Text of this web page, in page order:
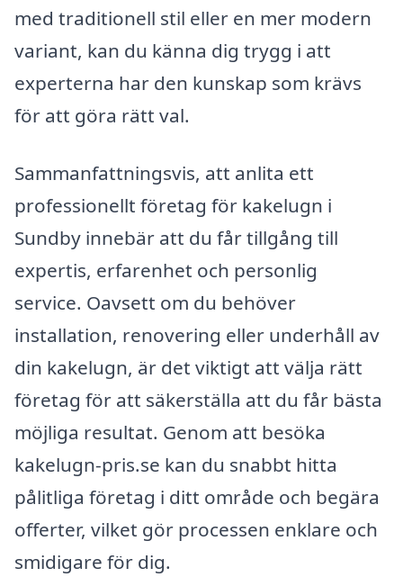
med traditionell stil eller en mer modern
variant, kan du känna dig trygg i att
experterna har den kunskap som krävs
för att göra rätt val.
Sammanfattningsvis, att anlita ett
professionellt företag för kakelugn i
Sundby innebär att du får tillgång till
expertis, erfarenhet och personlig
service. Oavsett om du behöver
installation, renovering eller underhåll av
din kakelugn, är det viktigt att välja rätt
företag för att säkerställa att du får bästa
möjliga resultat. Genom att besöka
kakelugn-pris.se kan du snabbt hitta
pålitliga företag i ditt område och begära
offerter, vilket gör processen enklare och
smidigare för dig.